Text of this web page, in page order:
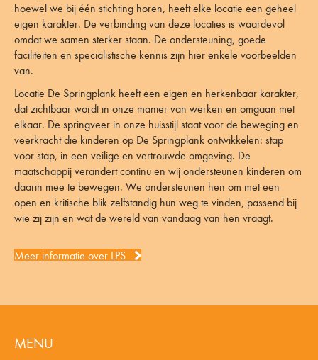
hoewel we bij één stichting horen, heeft elke locatie een geheel
eigen karakter. De verbinding van deze locaties is waardevol
omdat we samen sterker staan. De ondersteuning, goede
faciliteiten en specialistische kennis zijn hier enkele voorbeelden
van.
Locatie De Springplank heeft een eigen en herkenbaar karakter,
dat zichtbaar wordt in onze manier van werken en omgaan met
elkaar. De springveer in onze huisstijl staat voor de beweging en
veerkracht die kinderen op De Springplank ontwikkelen: stap
voor stap, in een veilige en vertrouwde omgeving. De
maatschappij verandert continu en wij ondersteunen kinderen om
daarin mee te bewegen. We ondersteunen hen om met een
open en kritische blik zelfstandig hun weg te vinden, passend bij
wie zij zijn en wat de wereld van vandaag van hen vraagt.
Meer informatie over LPS
MENU